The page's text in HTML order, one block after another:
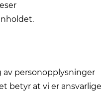
personopplysninger
betyr at vi er ansvarlige